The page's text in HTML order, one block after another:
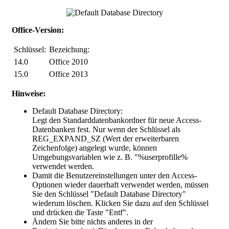
Office-Version:
Schlüssel: Bezeichung:
14.0
Office 2010
15.0
Office 2013
Hinweise:
Default Database Directory:
Legt den Standarddatenbankordner für neue Access-
Datenbanken fest. Nur wenn der Schlüssel als
REG_EXPAND_SZ (Wert der erweiterbaren
Zeichenfolge) angelegt wurde, können
Umgebungsvariablen wie z. B. "%userprofille%
verwendet werden.
Damit die Benutzereinstellungen unter den Access-
Optionen wieder dauerhaft verwendet werden, müssen
Sie den Schlüssel "Default Database Directory"
wiederum löschen. Klicken Sie dazu auf den Schlüssel
und drücken die Taste "Entf".
Ändern Sie bitte nichts anderes in der